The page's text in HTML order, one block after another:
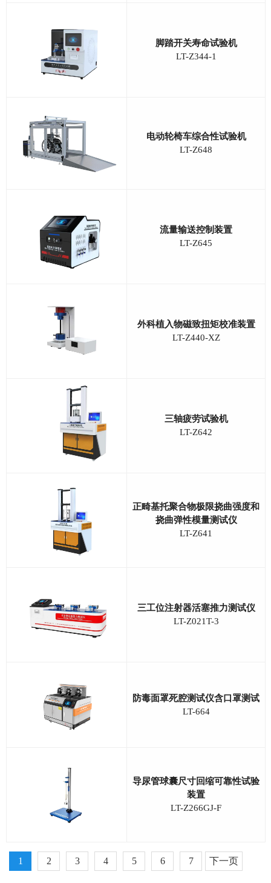
脚踏开关寿命试验机
LT-Z344-1
电动轮椅车综合性试验机
LT-Z648
流量输送控制装置
LT-Z645
外科植入物磁致扭矩校准装置
LT-Z440-XZ
三轴疲劳试验机
LT-Z642
正畸基托聚合物极限挠曲强度和
挠曲弹性模量测试仪
LT-Z641
三工位注射器活塞推力测试仪
LT-Z021T-3
防毒面罩死腔测试仪含口罩测试
LT-664
导尿管球囊尺寸回缩可靠性试验
装置
LT-Z266GJ-F
1 2 3 4 5 6 7 下一页